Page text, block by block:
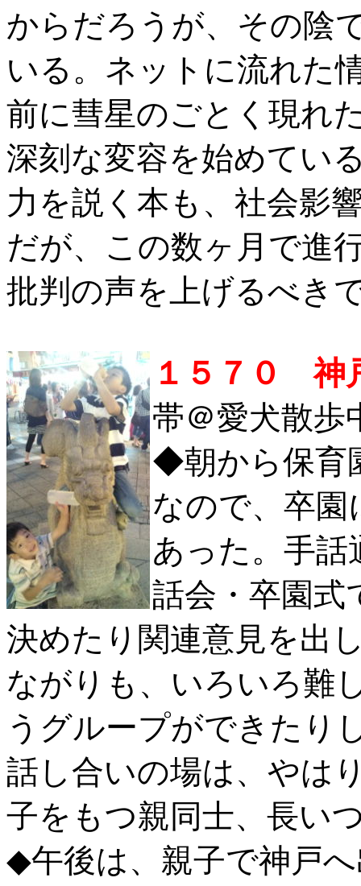
からだろうが、その陰
いる。ネットに流れた
前に彗星のごとく現れ
深刻な変容を始めてい
力を説く本も、社会影
だが、この数ヶ月で進
批判の声を上げるべき
１５７０ 神
帯＠愛犬散
◆朝から保育
なので、卒園
あった。手話
話会・卒園式
決めたり関連意見を出
ながりも、いろいろ難
うグループができたり
話し合いの場は、やは
子をもつ親同士、長い
◆午後は、親子で神戸